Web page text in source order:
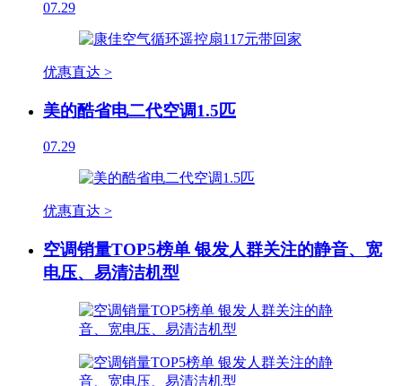
07.29
优惠直达 >
美的酷省电二代空调1.5匹
07.29
优惠直达 >
空调销量TOP5榜单 银发人群关注的静音、宽
电压、易清洁机型